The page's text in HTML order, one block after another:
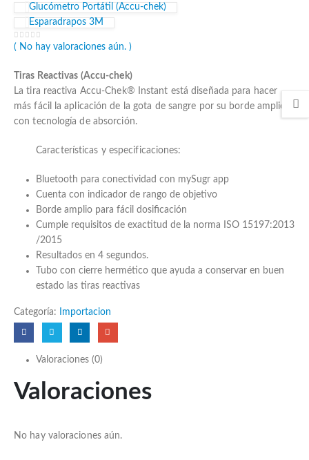
Glucómetro Portátil (Accu-chek)
Esparadrapos 3M
0 out of 5
( No hay valoraciones aún. )
Tiras Reactivas (Accu-chek)
La tira reactiva Accu-Chek® Instant está diseñada para hacer
más fácil la aplicación de la gota de sangre por su borde amplio
con tecnología de absorción.
Características y especificaciones:
Bluetooth para conectividad con mySugr app
Cuenta con indicador de rango de objetivo
Borde amplio para fácil dosificación
Cumple requisitos de exactitud de la norma ISO 15197:2013
/2015
Resultados en 4 segundos.
Tubo con cierre hermético que ayuda a conservar en buen
estado las tiras reactivas
Categoría: Importacion
Valoraciones (0)
Valoraciones
No hay valoraciones aún.